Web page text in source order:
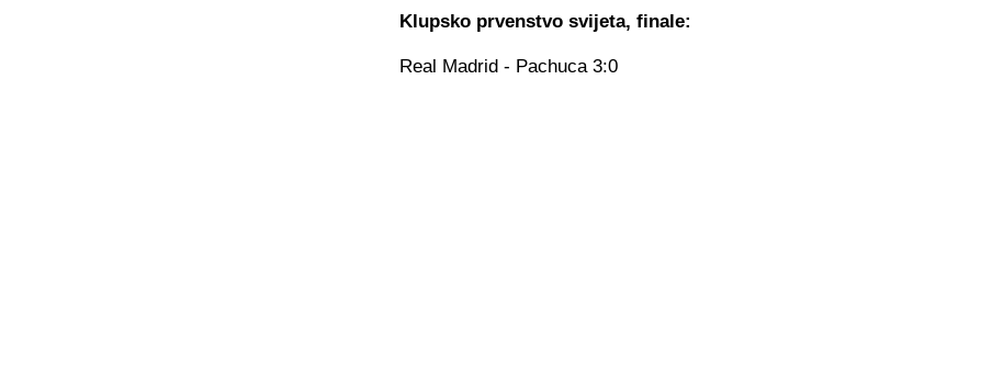
Klupsko prvenstvo svijeta, finale:
Real Madrid - Pachuca 3:0